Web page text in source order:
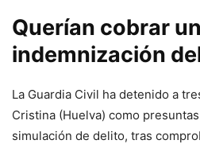
Querían cobrar
indemnización
La Guardia Civil ha detenido a
Cristina (Huelva) como
simulación de delito, tras